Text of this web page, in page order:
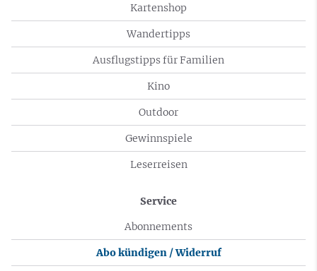
Kartenshop
Wandertipps
Ausflugstipps für Familien
Kino
Outdoor
Gewinnspiele
Leserreisen
Service
Abonnements
Abo kündigen / Widerruf